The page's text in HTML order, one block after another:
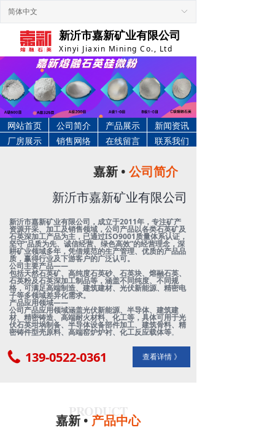
ꀅ
简体中文
新沂市嘉新矿业有限公司
Xinyi Jiaxin Mining Co., Ltd
网站首页 公司简介 产品展示
新闻资讯
厂房展示
销售网络 在线留言 联系我们
PRODUCT
嘉新 • 产品中心
新沂市嘉新矿业有限公司，成立于2011年，专注矿产
资源开采、加工及销售领域，公司产品以各类石英矿及
石英深加工产品为主，已通过ISO9001质量体系认证，
坚守“品质为先、诚信经营、绿色高效”的经营理念，深
耕矿业领域多年，凭借规范的生产管理、优质的产品品
质，赢得行业及下游客户的广泛认可。
公司主要产品——
包括天然石英矿、高纯度石英砂、石英块、熔融石英、
石英粉及石英深加工制品等，涵盖不同纯度、不同规
格，可满足高端制造、建筑建材、光伏新能源、精密电
子等多领域差异化需求。
产品应用领域——
公司产品应用领域涵盖光伏新能源、半导体、建筑建
材、精密铸造、高端耐火材料、化工等，具体可用于光
伏石英坩埚制备、半导体设备部件加工、建筑骨料、精
密铸件型壳原料、高端窑炉炉衬、化工反应载体等。
查看详情 》
嘉新 • 公司简介
新沂市嘉新矿业有限公司
139-0522-0361